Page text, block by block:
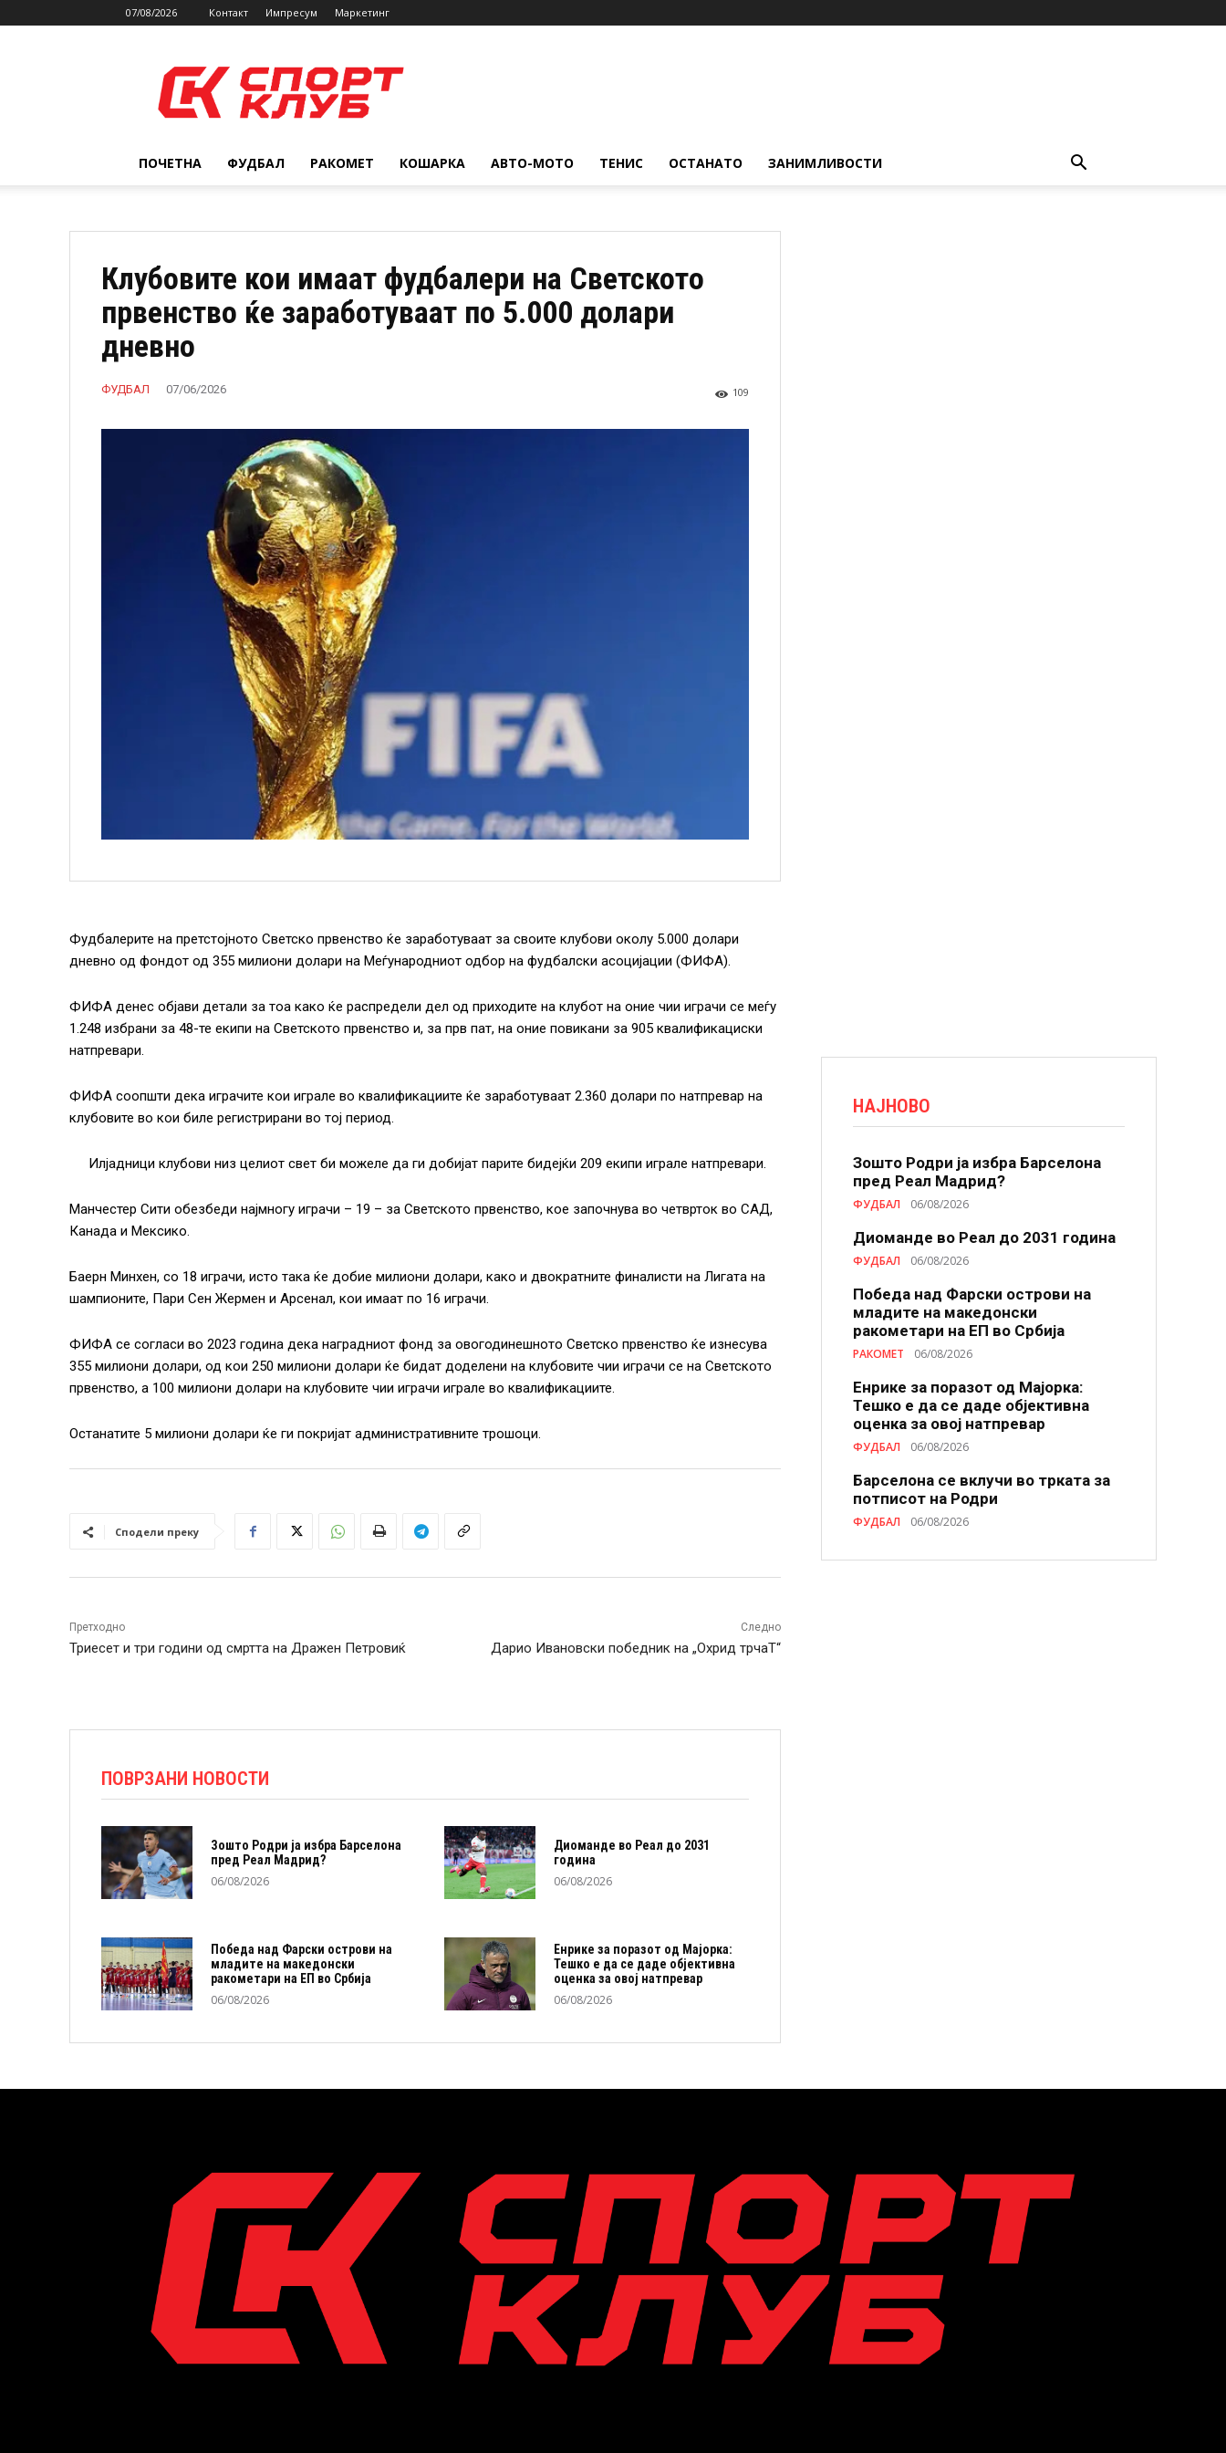
07/08/2026 Контакт Импресум Маркетинг
ПОЧЕТНА ФУДБАЛ РАКОМЕТ КОШАРКА АВТО-МОТО ТЕНИС ОСТАНАТО ЗАНИМЛИВОСТИ
Клубовите кои имаат фудбалери на Светското
првенство ќе заработуваат по 5.000 долари
дневно
ФУДБАЛ 07/06/2026 109
Фудбалерите на претстојното Светско првенство ќе заработуваат за своите клубови околу 5.000 долари
дневно од фондот од 355 милиони долари на Меѓународниот одбор на фудбалски асоцијации (ФИФА).
ФИФА денес објави детали за тоа како ќе распредели дел од приходите на клубот на оние чии играчи се меѓу
1.248 избрани за 48-те екипи на Светското првенство и, за прв пат, на оние повикани за 905 квалификациски
натпревари.
ФИФА соопшти дека играчите кои играле во квалификациите ќе заработуваат 2.360 долари по натпревар на
клубовите во кои биле регистрирани во тој период.
Илјадници клубови низ целиот свет би можеле да ги добијат парите бидејќи 209 екипи играле натпревари.
Манчестер Сити обезбеди најмногу играчи – 19 – за Светското првенство, кое започнува во четврток во САД,
Канада и Мексико.
Баерн Минхен, со 18 играчи, исто така ќе добие милиони долари, како и двократните финалисти на Лигата на
шампионите, Пари Сен Жермен и Арсенал, кои имаат по 16 играчи.
ФИФА се согласи во 2023 година дека наградниот фонд за овогодинешното Светско првенство ќе изнесува
355 милиони долари, од кои 250 милиони долари ќе бидат доделени на клубовите чии играчи се на Светското
првенство, а 100 милиони долари на клубовите чии играчи играле во квалификациите.
Останатите 5 милиони долари ќе ги покријат административните трошоци.
Сподели преку
Претходно
Триесет и три години од смртта на Дражен Петровиќ
Следно
Дарио Ивановски победник на „Охрид трчаТ“
ПОВРЗАНИ НОВОСТИ
Зошто Родри ја избра Барселона
пред Реал Мадрид?
06/08/2026
Диоманде во Реал до 2031
година
06/08/2026
Победа над Фарски острови на
младите на македонски
ракометари на ЕП во Србија
06/08/2026
Енрике за поразот од Мајорка:
Тешко е да се даде објективна
оценка за овој натпревар
06/08/2026
НАЈНОВО
Зошто Родри ја избра Барселона
пред Реал Мадрид?
ФУДБАЛ 06/08/2026
Диоманде во Реал до 2031 година
ФУДБАЛ 06/08/2026
Победа над Фарски острови на
младите на македонски
ракометари на ЕП во Србија
РАКОМЕТ 06/08/2026
Енрике за поразот од Мајорка:
Тешко е да се даде објективна
оценка за овој натпревар
ФУДБАЛ 06/08/2026
Барселона се вклучи во трката за
потписот на Родри
ФУДБАЛ 06/08/2026